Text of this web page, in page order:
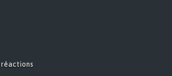
réactions